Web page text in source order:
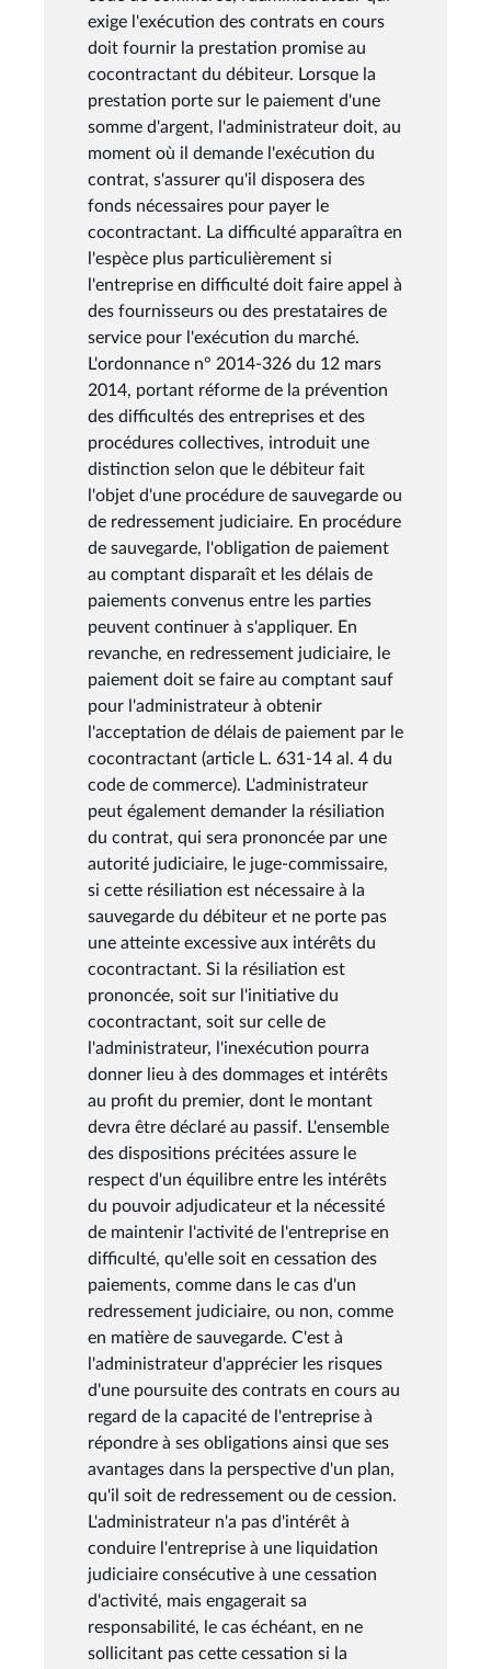
exige l'exécution des contrats en cours
doit fournir la prestation promise au
cocontractant du débiteur. Lorsque la
prestation porte sur le paiement d'une
somme d'argent, l'administrateur doit, au
moment où il demande l'exécution du
contrat, s'assurer qu'il disposera des
fonds nécessaires pour payer le
cocontractant. La difficulté apparaîtra en
l'espèce plus particulièrement si
l'entreprise en difficulté doit faire appel à
des fournisseurs ou des prestataires de
service pour l'exécution du marché.
L'ordonnance n° 2014-326 du 12 mars
2014, portant réforme de la prévention
des difficultés des entreprises et des
procédures collectives, introduit une
distinction selon que le débiteur fait
l'objet d'une procédure de sauvegarde ou
de redressement judiciaire. En procédure
de sauvegarde, l'obligation de paiement
au comptant disparaît et les délais de
paiements convenus entre les parties
peuvent continuer à s'appliquer. En
revanche, en redressement judiciaire, le
paiement doit se faire au comptant sauf
pour l'administrateur à obtenir
l'acceptation de délais de paiement par le
cocontractant (article L. 631-14 al. 4 du
code de commerce). L'administrateur
peut également demander la résiliation
du contrat, qui sera prononcée par une
autorité judiciaire, le juge-commissaire,
si cette résiliation est nécessaire à la
sauvegarde du débiteur et ne porte pas
une atteinte excessive aux intérêts du
cocontractant. Si la résiliation est
prononcée, soit sur l'initiative du
cocontractant, soit sur celle de
l'administrateur, l'inexécution pourra
donner lieu à des dommages et intérêts
au profit du premier, dont le montant
devra être déclaré au passif. L'ensemble
des dispositions précitées assure le
respect d'un équilibre entre les intérêts
du pouvoir adjudicateur et la nécessité
de maintenir l'activité de l'entreprise en
difficulté, qu'elle soit en cessation des
paiements, comme dans le cas d'un
redressement judiciaire, ou non, comme
en matière de sauvegarde. C'est à
l'administrateur d'apprécier les risques
d'une poursuite des contrats en cours au
regard de la capacité de l'entreprise à
répondre à ses obligations ainsi que ses
avantages dans la perspective d'un plan,
qu'il soit de redressement ou de cession.
L'administrateur n'a pas d'intérêt à
conduire l'entreprise à une liquidation
judiciaire consécutive à une cessation
d'activité, mais engagerait sa
responsabilité, le cas échéant, en ne
sollicitant pas cette cessation si la